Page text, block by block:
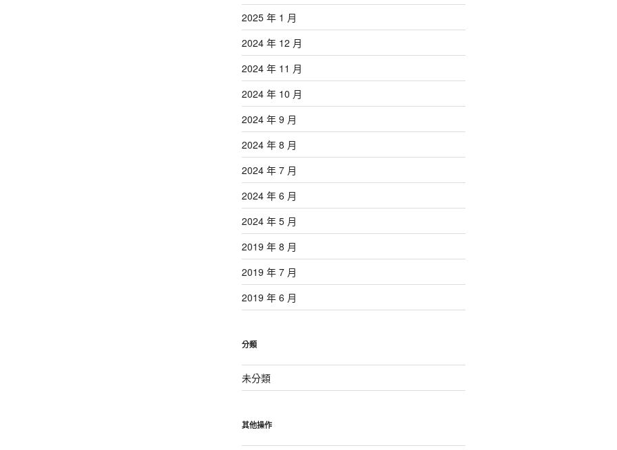
2025 年 1 月
2024 年 12 月
2024 年 11 月
2024 年 10 月
2024 年 9 月
2024 年 8 月
2024 年 7 月
2024 年 6 月
2024 年 5 月
2019 年 8 月
2019 年 7 月
2019 年 6 月
分類
未分類
其他操作